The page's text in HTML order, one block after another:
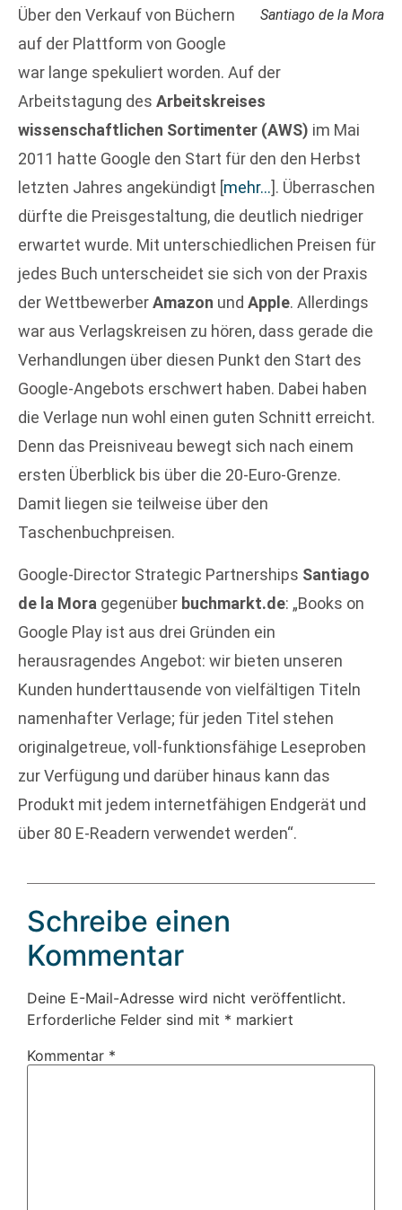
Santiago de la Mora
Über den Verkauf von Büchern
auf der Plattform von Google
war lange spekuliert worden. Auf der
Arbeitstagung des Arbeitskreises
wissenschaftlichen Sortimenter (AWS) im Mai
2011 hatte Google den Start für den den Herbst
letzten Jahres angekündigt [mehr…]. Überraschen
dürfte die Preisgestaltung, die deutlich niedriger
erwartet wurde. Mit unterschiedlichen Preisen für
jedes Buch unterscheidet sie sich von der Praxis
der WettbewerberAmazon und Apple. Allerdings
war aus Verlagskreisen zu hören, dass gerade die
Verhandlungen über diesen Punkt den Start des
Google-Angebots erschwert haben. Dabei haben
die Verlage nun wohl einen guten Schnitt erreicht.
Denn das Preisniveau bewegt sich nach einem
ersten Überblick bis über die 20-Euro-Grenze.
Damit liegen sie teilweise über den
Taschenbuchpreisen.
Google-Director Strategic Partnerships Santiago
de la Mora gegenüber buchmarkt.de: „Books on
Google Play ist aus drei Gründen ein
herausragendes Angebot: wir bieten unseren
Kunden hunderttausende von vielfältigen Titeln
namenhafter Verlage; für jeden Titel stehen
originalgetreue, voll-funktionsfähige Leseproben
zur Verfügung und darüber hinaus kann das
Produkt mit jedem internetfähigen Endgerät und
über 80 E-Readern verwendet werden“.
Schreibe einen
Kommentar
Deine E-Mail-Adresse wird nicht veröffentlicht.
Erforderliche Felder sind mit * markiert
Kommentar *